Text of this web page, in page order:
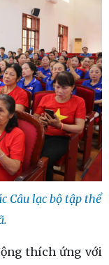
Câu lạc bộ tập thể
thích ứng với